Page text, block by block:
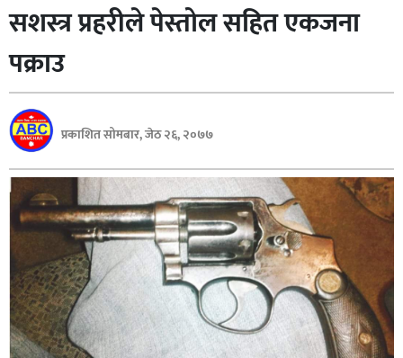
कुटनीती
अर्थ
रसरङ्ग
यौन/
स्वास्थ्य
भिडियो
बिशेष
भिडियो
पत्रपत्रिका
खेलकुद
सशस्त्र प्रहरीले पेस्तोल सहित एकजना
पक्राउ
प्रकाशित सोमबार, जेठ २६, २०७७